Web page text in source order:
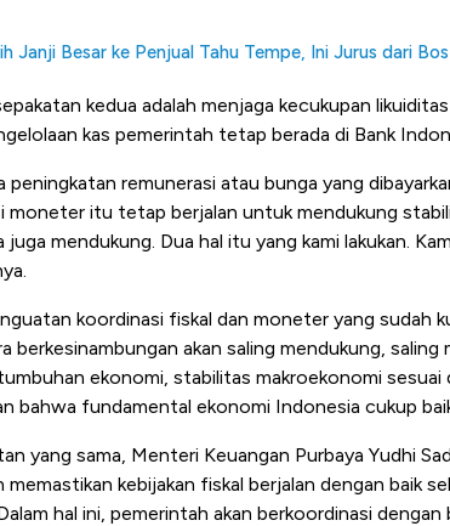
Janji Besar ke Penjual Tahu Tempe, Ini Jurus dari
kedua adalah menjaga kecukupan
kas pemerintah tetap berada di Bank
peningkatan remunerasi atau bunga yang
moneter itu tetap berjalan untuk mendukung
juga mendukung. Dua hal itu yang kami lakukan.
koordinasi fiskal dan moneter yang sudah
berkesinambungan akan saling mendukung,
ekonomi, stabilitas makroekonomi sesuai
bahwa fundamental ekonomi Indonesia cukup
yang sama, Menteri Keuangan Purbaya Yudhi
memastikan kebijakan fiskal berjalan dengan baik
hal ini, pemerintah akan berkoordinasi dengan
Ini Kekuatan Uang Embraer